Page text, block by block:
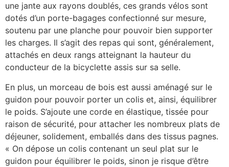
une jante aux rayons doublés, ces grands vélos sont
dotés d’un porte-bagages confectionné sur mesure,
soutenu par une planche pour pouvoir bien supporter
les charges. Il s’agit des repas qui sont, généralement,
attachés en deux rangs atteignant la hauteur du
conducteur de la bicyclette assis sur sa selle.
En plus, un morceau de bois est aussi aménagé sur le
guidon pour pouvoir porter un colis et, ainsi, équilibrer
le poids. S’ajoute une corde en élastique, tissée pour
raison de sécurité, pour attacher les nombreux plats de
déjeuner, solidement, emballés dans des tissus pagnes.
« On dépose un colis contenant un seul plat sur le
guidon pour équilibrer le poids, sinon je risque d’être